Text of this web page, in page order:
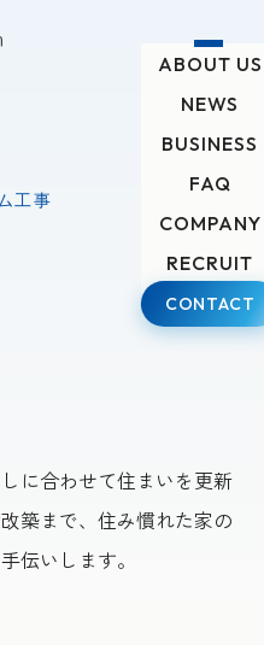
ABOUT US
NEWS
BUSINESS
FAQ
COMPANY
RECRUIT
CONTACT
工事
に合わせて住まいを更新
築まで、住み慣れた家の
伝いします。